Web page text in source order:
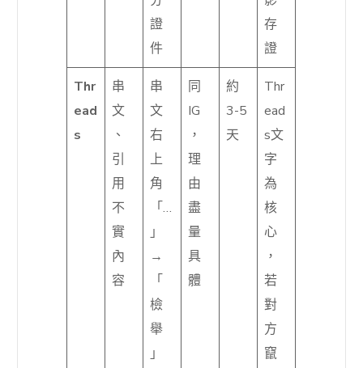
證
件
存
證
Thr
ead
s
串
文
、
引
用
不
實
內
容
串
文
右
上
角
「…
」
→
「
檢
舉
」
同
IG
，
理
由
盡
量
具
體
約
3-5
天
Thr
ead
s文
字
為
核
心
，
若
對
方
竄